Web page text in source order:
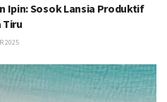
Ipin: Sosok Lansia Produktif
Tiru
2025